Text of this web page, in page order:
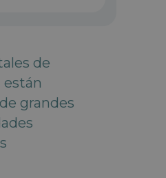
de
están
grandes